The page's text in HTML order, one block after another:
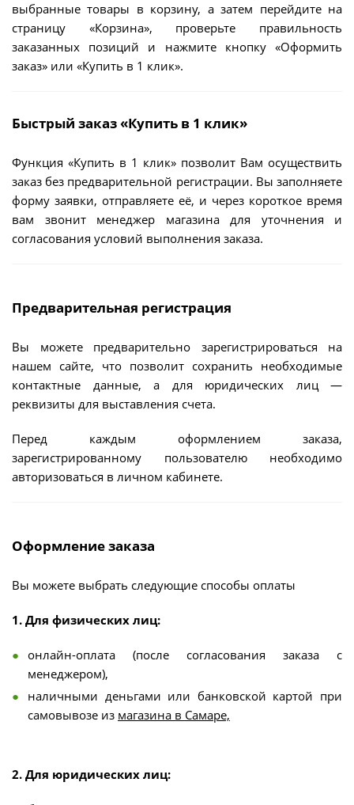
выбранные товары в корзину, а затем перейдите на
страницу «Корзина», проверьте правильность
заказанных позиций и нажмите кнопку «Оформить
заказ» или «Купить в 1 клик».
Быстрый заказ «Купить в 1 клик»
Функция «Купить в 1 клик» позволит Вам осуществить
заказ без предварительной регистрации. Вы заполняете
форму заявки, отправляете её, и через короткое время
вам звонит менеджер магазина для уточнения и
согласования условий выполнения заказа.
Предварительная регистрация
Вы можете предварительно зарегистрироваться на
нашем сайте, что позволит сохранить необходимые
контактные данные, а для юридических лиц —
реквизиты для выставления счета.
Перед каждым оформлением заказа,
зарегистрированному пользователю необходимо
авторизоваться в личном кабинете.
Оформление заказа
Вы можете выбрать следующие способы оплаты
1. Для физических лиц:
онлайн-оплата (после согласования заказа с
менеджером),
наличными деньгами или банковской картой при
самовывозе из магазина в Самаре,
2. Для юридических лиц: